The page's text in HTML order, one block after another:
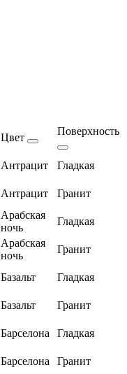
Цвет
Поверхность
Антрацит
Гладкая
Антрацит
Гранит
Арабская
ночь
Гладкая
Арабская
ночь
Гранит
Базальт
Гладкая
Базальт
Гранит
Барселона
Гладкая
Барселона
Гранит